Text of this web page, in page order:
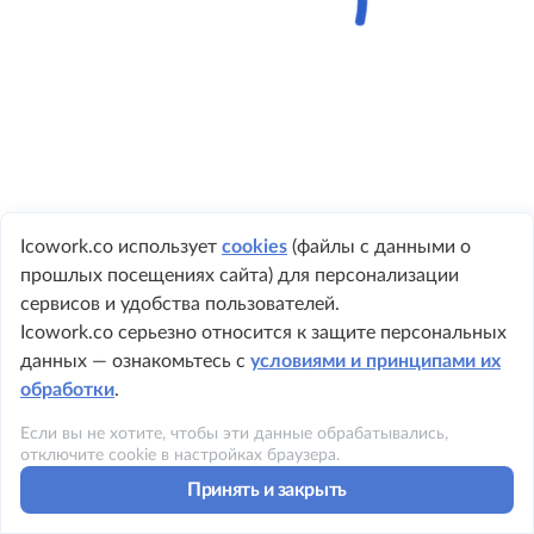
Icowork.co использует cookies (файлы с данными о
прошлых посещениях сайта) для персонализации
сервисов и удобства пользователей.
Icowork.co серьезно относится к защите персональных
данных — ознакомьтесь с условиями и принципами их
обработки.
Если вы не хотите, чтобы эти данные обрабатывались,
отключите cookie в настройках браузера.
Принять и закрыть
+ 7 495 149-8999
Политика конфиденциальности
Условия использования